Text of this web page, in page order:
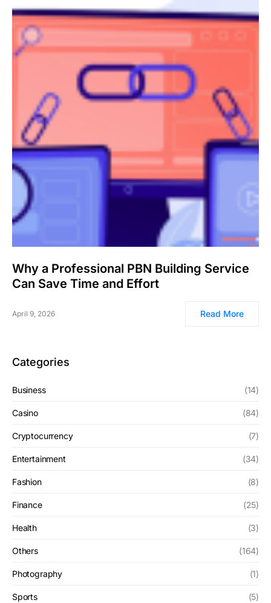
Why a Professional PBN Building Service
Can Save Time and Effort
April 9, 2026 Read More
Categories
Business (14)
Casino (84)
Cryptocurrency (7)
Entertainment (34)
Fashion (8)
Finance (25)
Health (3)
Others (164)
Photography (1)
Sports (5)